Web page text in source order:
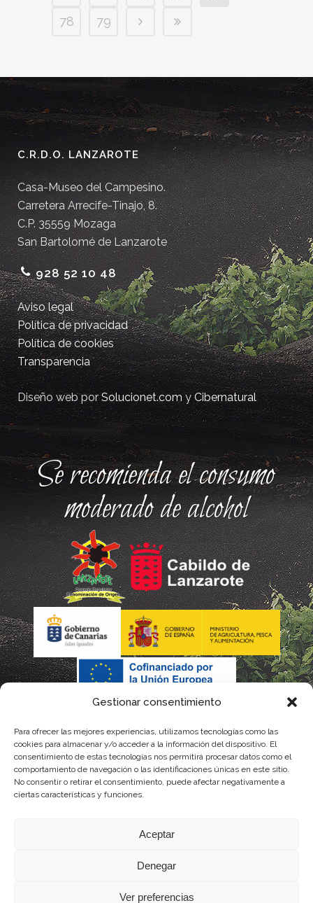
Gestionar consentimiento
Para ofrecer las mejores experiencias, utilizamos tecnologías como las
cookies para almacenar y/o acceder a la información del dispositivo. El
consentimiento de estas tecnologías nos permitirá procesar datos como el
comportamiento de navegación o las identificaciones únicas en este sitio.
No consentir o retirar el consentimiento, puede afectar negativamente a
ciertas características y funciones.
Aceptar
Denegar
Ver preferencias
78
79
C.R.D.O. LANZAROTE
Casa-Museo del Campesino.
Carretera Arrecife-Tinajo, 8.
C.P. 35559 Mozaga
San Bartolomé de Lanzarote
928 52 10 48
Aviso legal
Política de privacidad
Política de cookies
Transparencia
Diseño web porSolucionet.comyCibernatural
Se recomienda el consumo
moderado de alcohol
La gestión de la DOP Lanzarote realizada por este Consejo Regulador es financiada,
con fondos provenientes del presupuesto de gastos del Instituto Canario de
Calidad Agroalimentaria